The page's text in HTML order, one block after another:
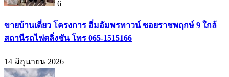
6
ขายบ้านเดี่ยว โครงการ อิ่มอัมพรทาวน์ ซอยราชพฤกษ์ 9 ใกล้
สถานีรถไฟตลิ่งชัน โทร 065-1515166
14 มิถุนายน 2026